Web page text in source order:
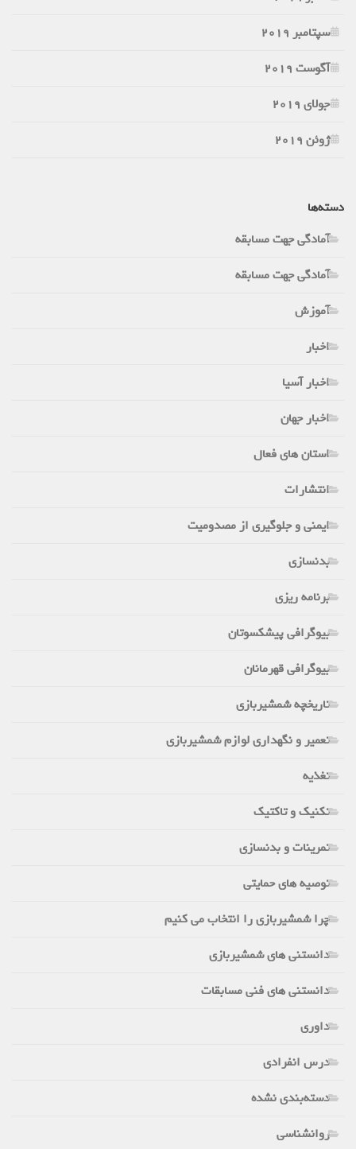
سپتامبر 2019
آگوست 2019
جولای 2019
ژوئن 2019
دسته‌ها
آمادگی جهت مسابقه
آمادگی جهت مسابقه
آموزش
اخبار
اخبار آسیا
اخبار جهان
استان های فعال
انتشارات
ایمنی و جلوگیری از مصدومیت
بدنسازی
برنامه ریزی
بیوگرافی پیشکسوتان
بیوگرافی قهرمانان
تاریخچه شمشیربازی
تعمیر و نگهداری لوازم شمشیربازی
تغذیه
تکنیک و تاکتیک
تمرینات و بدنسازی
توصیه های حمایتی
چرا شمشیربازی را انتخاب می کنیم
دانستنی های شمشیربازی
دانستنی های فنی مسابقات
داوری
درس انفرادی
دسته‌بندی نشده
روانشناسی